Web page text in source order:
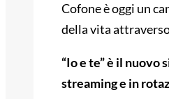
Cofone è oggi un
della vita
“Io e te” è il
streaming e in